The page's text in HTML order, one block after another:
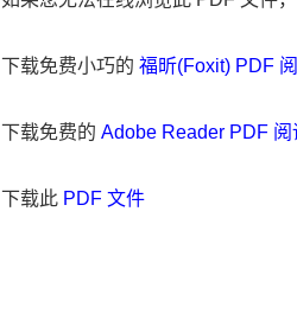
下载免费小巧的 福昕(Foxit) PDF
下载免费的 Adobe Reader PDF 阅
下载此 PDF 文件